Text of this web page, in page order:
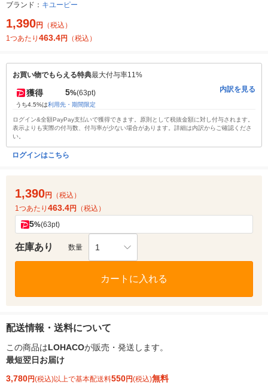
ブランド： キユーピー
1,390円
（税込）
1つあたり 463.4円 （税込）
お買い物でもらえる特典最大付与率11%
獲得 5%(63pt)
うち4.5%は利用先・期間限定
内訳を見る
ログイン&全額PayPay支払いで獲得できます。原則として税抜金額に対し付与されます。
表示よりも実際の付与数、付与率が少ない場合があります。詳細は内訳からご確認くださ
い。
ログインはこちら
1,390円
（税込）
1つあたり 463.4円 （税込）
5%(63pt)
在庫あり 数量 1
カートに入れる
配送情報・送料について
この商品はLOHACOが販売・発送します。
最短翌日お届け
3,780円(税込)以上で基本配送料550円(税込)無料